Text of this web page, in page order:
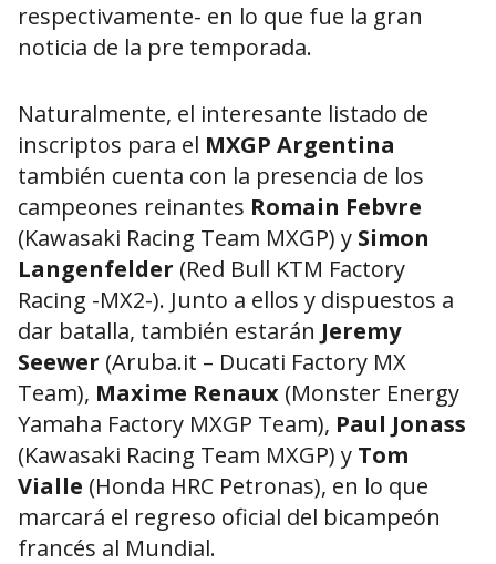
respectivamente- en lo que fue la gran
noticia de la pre temporada.
Naturalmente, el interesante listado de
inscriptos para el MXGP Argentina
también cuenta con la presencia de los
campeones reinantes Romain Febvre
(Kawasaki Racing Team MXGP) y Simon
Langenfelder (Red Bull KTM Factory
Racing -MX2-). Junto a ellos y dispuestos a
dar batalla, también estarán Jeremy
Seewer (Aruba.it – Ducati Factory MX
Team), Maxime Renaux (Monster Energy
Yamaha Factory MXGP Team), Paul Jonass
(Kawasaki Racing Team MXGP) y Tom
Vialle (Honda HRC Petronas), en lo que
marcará el regreso oficial del bicampeón
francés al Mundial.